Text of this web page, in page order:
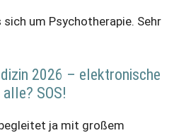
um Psychotherapie. Sehr
2026 – elektronische
SOS!
ja mit großem